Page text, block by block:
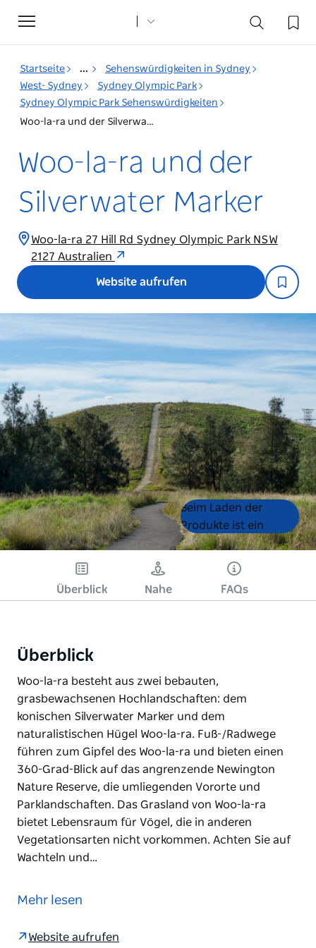
Toggle
navigation
Startseite ...
Sehenswürdigkeiten in Sydney
West- Sydney
Sydney Olympic Park
Sydney Olympic Park Sehenswürdigkeiten
Woo-la-ra und der Silverwater Marker
Woo-la-ra und der
Silverwater Marker
Woo-la-ra 27 Hill Rd Sydney Olympic Park NSW
2127 Australien
Website aufrufen
Product
List
Product
List
Beim Laden der
Produkte ist ein
Fehler aufgetreten.
Bitte versuchen Sie es
später noch einmal.
Überblick
Nahe FAQs
Überblick
Woo-la-ra besteht aus zwei bebauten,
grasbewachsenen Hochlandschaften: dem
konischen Silverwater Marker und dem
naturalistischen Hügel Woo-la-ra. Fuß-/Radwege
führen zum Gipfel des Woo-la-ra und bieten einen
360-Grad-Blick auf das angrenzende Newington
Nature Reserve, die umliegenden Vororte und
Parklandschaften. Das Grasland von Woo-la-ra
bietet Lebensraum für Vögel, die in anderen
Vegetationsarten nicht vorkommen. Achten Sie auf
Wachteln und…
grasbewachsenen Hochlandschaften: dem
Mehr lesen
Website aufrufen